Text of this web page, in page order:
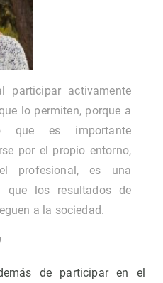
participar activamente
lo permiten, porque a
que es importante
por el propio entorno,
profesional, es una
que los resultados de
a la sociedad.
de participar en el